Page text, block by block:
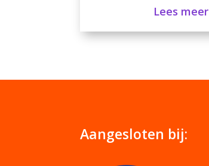
Lees meer
Aangesloten bij: